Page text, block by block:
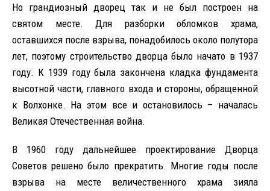
Но грандиозный дворец так и не был построен на
святом месте. Для разборки обломков храма,
оставшихся после взрыва, понадобилось около полутора
лет, поэтому строительство дворца было начато в 1937
году. К 1939 году была закончена кладка фундамента
высотной части, главного входа и стороны, обращенной
к Волхонке. На этом все и остановилось – началась
Великая Отечественная война.
В 1960 году дальнейшее проектирование Дворца
Советов решено было прекратить. Многие годы после
взрыва на месте величественного храма зияла